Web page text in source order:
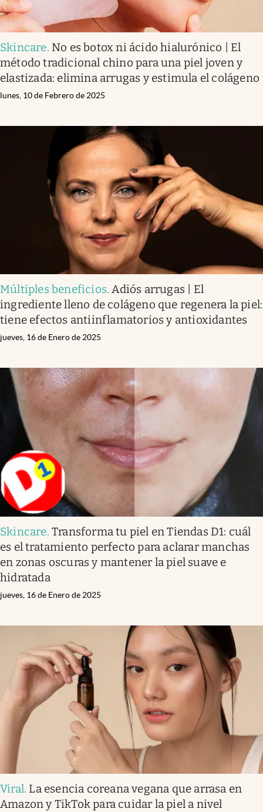
Skincare. No es botox ni ácido hialurónico | El
método tradicional chino para una piel joven y
elastizada: elimina arrugas y estimula el colágeno
lunes, 10 de Febrero de 2025
Múltiples beneficios.Adiós arrugas | El
ingrediente lleno de colágeno que regenera la piel:
tiene efectos antiinflamatorios y antioxidantes
jueves, 16 de Enero de 2025
Skincare.Transforma tu piel en Tiendas D1: cuál
es el tratamiento perfecto para aclarar manchas
en zonas oscuras y mantener la piel suave e
hidratada
jueves, 16 de Enero de 2025
Viral. La esencia coreana vegana que arrasa en
Amazon y TikTok para cuidar la piel a nivel